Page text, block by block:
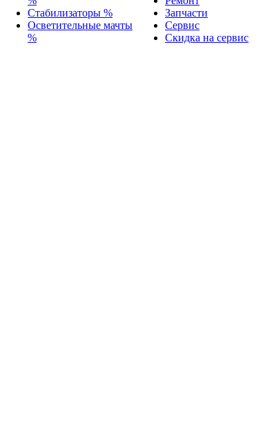
Стабилизаторы %
Осветительные мачты
%
Запчасти
Сервис
Скидка на сервис